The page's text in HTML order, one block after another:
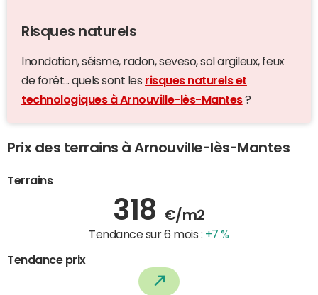
Risques naturels
Inondation, séisme, radon, seveso, sol argileux, feux
de forêt... quels sont les risques naturels et
technologiques à Arnouville-lès-Mantes?
Prix des terrains à Arnouville-lès-Mantes
Terrains
318 €/m2
Tendance sur 6 mois : +7 %
Tendance prix